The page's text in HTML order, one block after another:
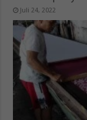
Juli 24, 2022